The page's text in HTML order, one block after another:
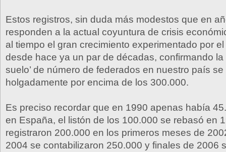
Estos registros, sin duda más modestos que en
responden a la actual coyuntura de crisis
al tiempo el gran crecimiento experimentado por
desde hace ya un par de décadas, confirmando la
suelo’ de número de federados en nuestro país
holgadamente por encima de los 300.000.
Es preciso recordar que en 1990 apenas había
en España, el listón de los 100.000 se rebasó en
registraron 200.000 en los primeros meses de
2004 se contabilizaron 250.000 y finales de 2006